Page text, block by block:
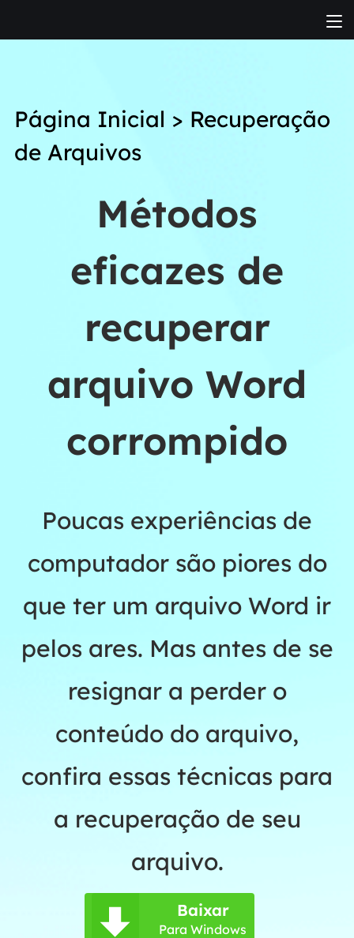
Página Inicial > Recuperação
de Arquivos
Métodos
eficazes de
recuperar
arquivo Word
corrompido
Poucas experiências de
computador são piores do
que ter um arquivo Word ir
pelos ares. Mas antes de se
resignar a perder o
conteúdo do arquivo,
confira essas técnicas para
a recuperação de seu
arquivo.
 Baixar
Para Windows